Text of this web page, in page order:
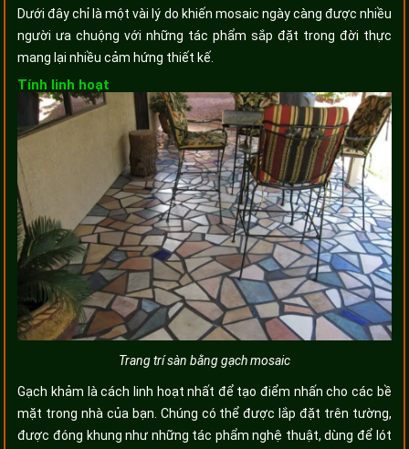
Dưới đây chỉ là một vài lý do khiến mosaic ngày càng được nhiều
người ưa chuộng với những tác phẩm sắp đặt trong đời thực
mang lại nhiều cảm hứng thiết kế.
Tính linh hoạt
Trang trí sàn bằng gạch mosaic
Gạch khảm là cách linh hoạt nhất để tạo điểm nhấn cho các bề
mặt trong nhà của bạn. Chúng có thể được lắp đặt trên tường,
được đóng khung như những tác phẩm nghệ thuật, dùng để lót